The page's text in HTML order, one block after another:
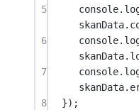
5
console.
6
console.
7
console.
8
});